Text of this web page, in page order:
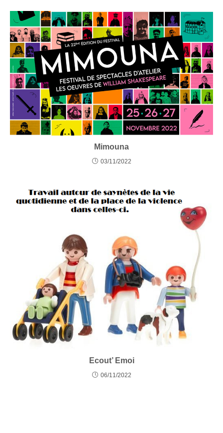
Mimouna
03/11/2022
Ecout’ Emoi
06/11/2022